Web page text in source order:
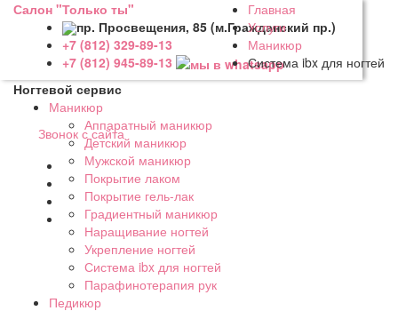
Салон "Только ты"
пр. Просвещения, 85 (м.Гражданский пр.)
+7 (812) 329-89-13
+7 (812) 945-89-13
Звонок с сайта
Главная
Услуги
Маникюр
Система ibx для ногтей
Ногтевой сервис
Маникюр
Аппаратный маникюр
Детский маникюр
Мужской маникюр
Покрытие лаком
Покрытие гель-лак
Градиентный маникюр
Наращивание ногтей
Укрепление ногтей
Система ibx для ногтей
Парафинотерапия рук
Педикюр